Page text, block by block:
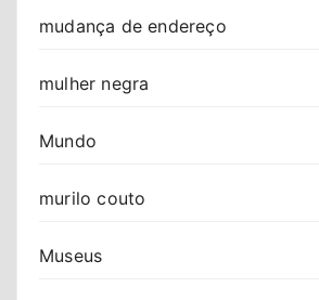
mudança de endereço
mulher negra
Mundo
murilo couto
Museus